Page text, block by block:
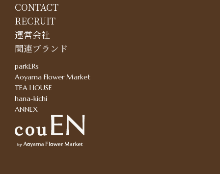
CONTACT
RECRUIT
運営会社
関連ブランド
parkERs
Aoyama Flower Market
TEA HOUSE
hana-kichi
ANNEX